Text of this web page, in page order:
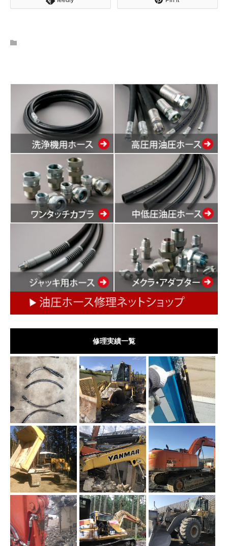
修理実績一覧